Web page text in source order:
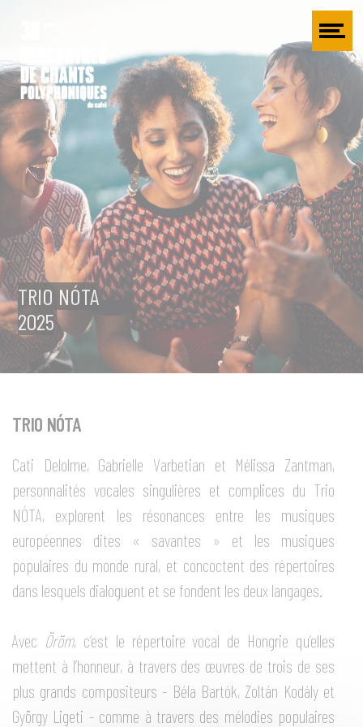
TRIO NÓTA
2025
TRIO NÓTA
Cati Delolme, Gabrielle Varbetian et Mélissa Zantman,
personnalités vocales singulières et complices du Trio
NÓTA, explorent les résonances entre les musiques
européennes dites « savantes » et les musiques
populaires du monde rural, et concoctent des répertoires
dans lesquels dialoguent et se fondent les deux langages.
Avec Öröm, c’est le répertoire vocal de Hongrie qu’elles
mettent à l’honneur, à travers des œuvres de trois de ses
plus grands compositeurs - Béla Bartók, Zoltán Kodály et
György Ligeti - comme à travers des mélodies populaires